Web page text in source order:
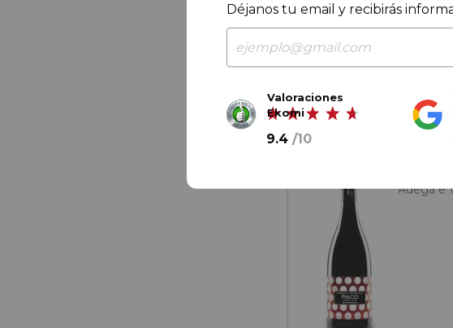
8,17€ / botella
Adega e
Déjanos tu email y recibirás
Valoraciones
Ekomi
9.4 /10